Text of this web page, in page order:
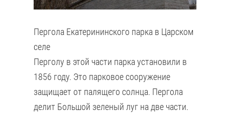
Пергола Екатерининского парка в Царском
селе
Перголу в этой части парка установили в
1856 году. Это парковое сооружение
защищает от палящего солнца. Пергола
делит Большой зеленый луг на две части.